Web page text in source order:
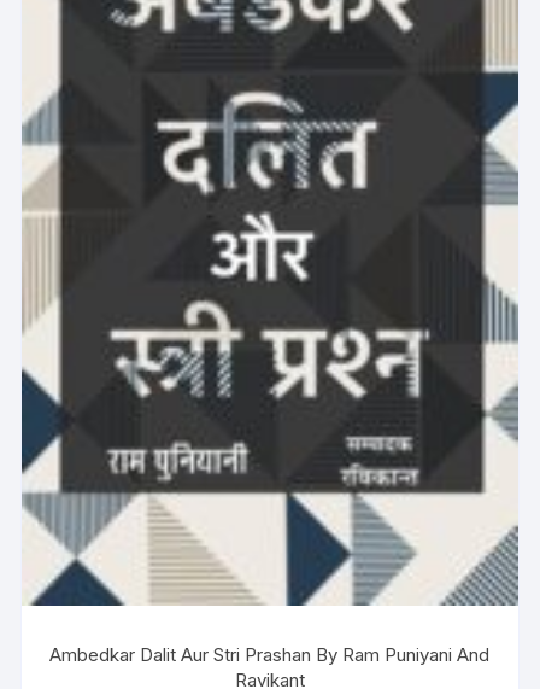
Ambedkar Dalit Aur Stri Prashan By Ram Puniyani And
Ravikant